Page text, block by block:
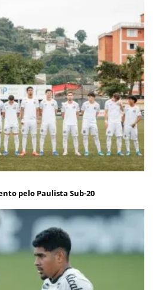
pelo Paulista Sub-20